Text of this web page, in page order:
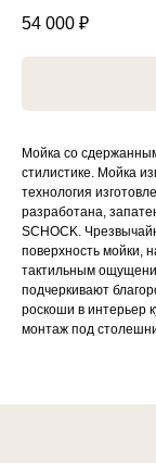
54 000 ₽
Мойка со
стилистике. Мойка
технология
разработана,
SCHOCK.
поверхность мойки,
тактильным
подчеркивают
роскоши в интерьер
монтаж под